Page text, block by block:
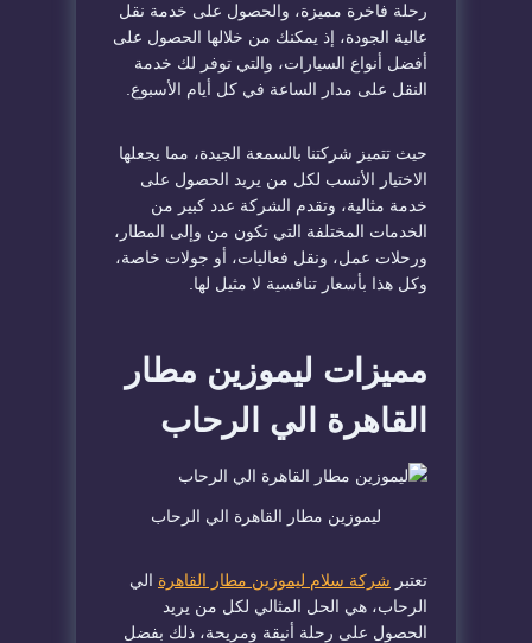
رحلة فاخرة مميزة، والحصول على خدمة نقل
عالية الجودة، إذ يمكنك من خلالها الحصول على
أفضل أنواع السيارات، والتي توفر لك خدمة
النقل على مدار الساعة في كل أيام الأسبوع.
حيث تتميز شركتنا بالسمعة الجيدة، مما يجعلها
الاختيار الأنسب لكل من يريد الحصول على
خدمة مثالية، وتقدم الشركة عدد كبير من
الخدمات المختلفة التي تكون من وإلى المطار،
ورحلات عمل، ونقل فعاليات، أو جولات خاصة،
وكل هذا بأسعار تنافسية لا مثيل لها.
مميزات ليموزين مطار
القاهرة الي الرحاب
ليموزين مطار القاهرة الي الرحاب
تعتبر شركة سلام ليموزين مطار القاهرة الي
الرحاب، هي الحل المثالي لكل من يريد
الحصول على رحلة أنيقة ومريحة، ذلك بفضل